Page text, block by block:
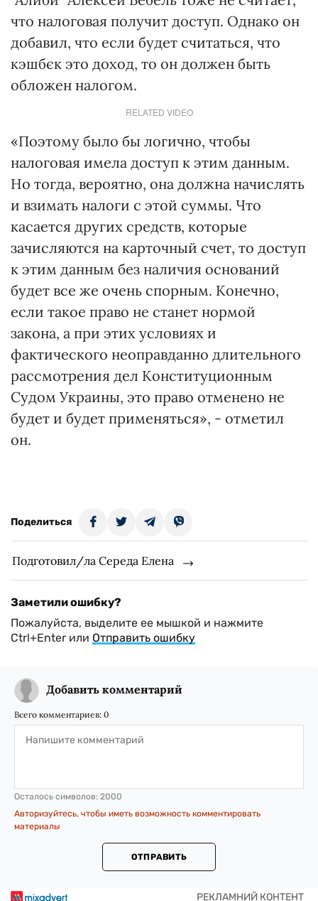
что налоговая получит доступ. Однако он
добавил, что если будет считаться, что
кэшбєк это доход, то он должен быть
обложен налогом.
RELATED VIDEO
«Поэтому было бы логично, чтобы
налоговая имела доступ к этим данным.
Но тогда, вероятно, она должна начислять
и взимать налоги с этой суммы. Что
касается других средств, которые
зачисляются на карточный счет, то доступ
к этим данным без наличия оснований
будет все же очень спорным. Конечно,
если такое право не станет нормой
закона, а при этих условиях и
фактического неоправданно длительного
рассмотрения дел Конституционным
Судом Украины, это право отменено не
будет и будет применяться», - отметил
он.
Поделиться
Подготовил/ла Середа Елена
Заметили ошибку?
Пожалуйста, выделите ее мышкой и нажмите
Ctrl+Enter или Отправить ошибку
Добавить комментарий
Всего комментариев: 0
Осталось символов: 2000
Авторизуйтесь, чтобы иметь возможность комментировать
материалы
ОТПРАВИТЬ